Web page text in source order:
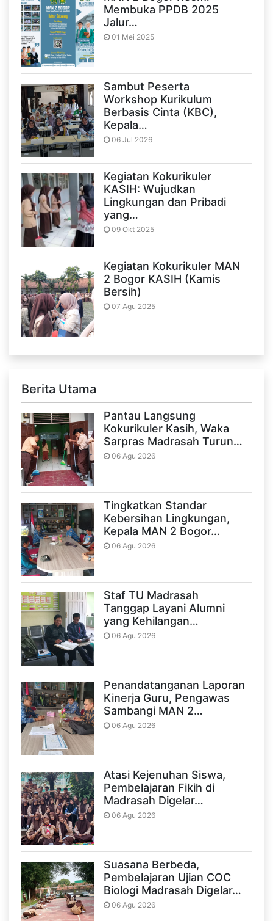
Membuka PPDB 2025
Jalur…
01 Mei 2025
Sambut Peserta
Workshop Kurikulum
Berbasis Cinta (KBC),
Kepala…
06 Jul 2026
Kegiatan Kokurikuler
KASIH: Wujudkan
Lingkungan dan Pribadi
yang…
09 Okt 2025
Kegiatan Kokurikuler MAN
2 Bogor KASIH (Kamis
Bersih)
07 Agu 2025
Berita Utama
Pantau Langsung
Kokurikuler Kasih, Waka
Sarpras Madrasah Turun…
06 Agu 2026
Tingkatkan Standar
Kebersihan Lingkungan,
Kepala MAN 2 Bogor…
06 Agu 2026
Staf TU Madrasah
Tanggap Layani Alumni
yang Kehilangan…
06 Agu 2026
Penandatanganan Laporan
Kinerja Guru, Pengawas
Sambangi MAN 2…
06 Agu 2026
Atasi Kejenuhan Siswa,
Pembelajaran Fikih di
Madrasah Digelar…
06 Agu 2026
Suasana Berbeda,
Pembelajaran Ujian COC
Biologi Madrasah Digelar…
06 Agu 2026